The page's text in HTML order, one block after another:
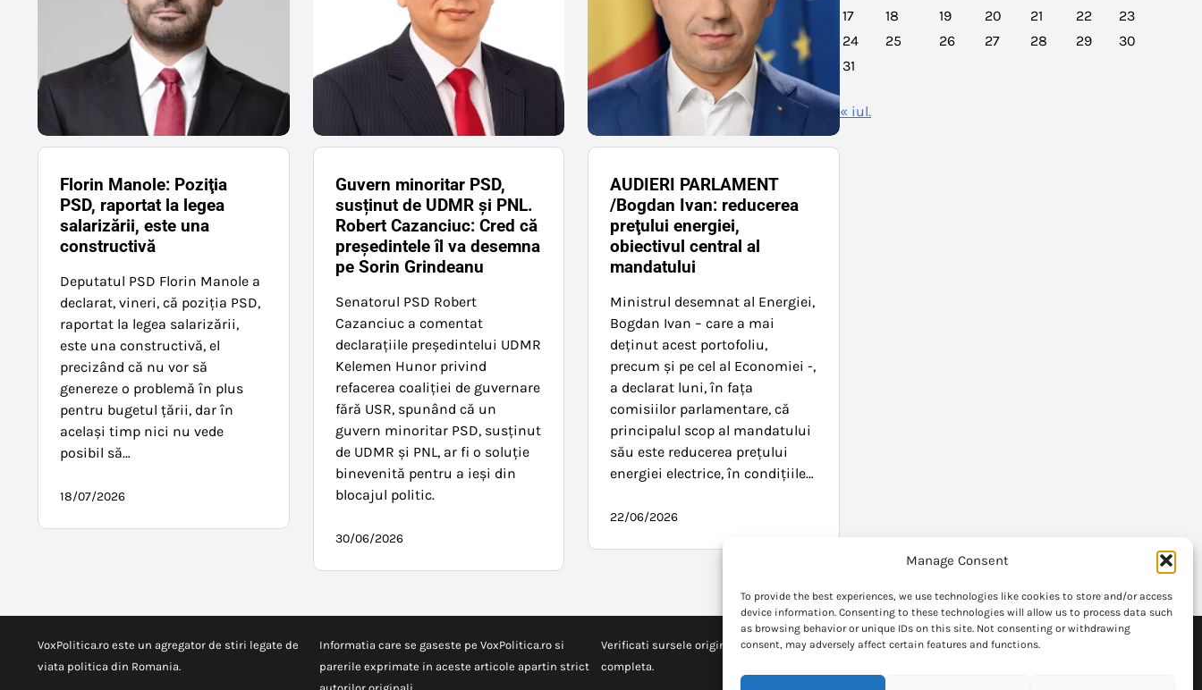
Manage Consent
To provide the best experiences, we use technologies like cookies to store and/or access
device information. Consenting to these technologies will allow us to process data such
as browsing behavior or unique IDs on this site. Not consenting or withdrawing
consent, may adversely affect certain features and functions.
Florin Manole: Poziţia
PSD, raportat la legea
salarizării, este una
constructivă
Deputatul PSD Florin Manole a
declarat, vineri, că poziţia PSD,
raportat la legea salarizării,
este una constructivă, el
precizând că nu vor să
genereze o problemă în plus
pentru bugetul ţării, dar în
acelaşi timp nici nu vede
posibil să…
18/07/2026
Guvern minoritar PSD,
susținut de UDMR și PNL.
Robert Cazanciuc: Cred că
președintele îl va desemna
pe Sorin Grindeanu
Senatorul PSD Robert
Cazanciuc a comentat
declarațiile președintelui UDMR
Kelemen Hunor privind
refacerea coaliției de guvernare
fără USR, spunând că un
guvern minoritar PSD, susținut
de UDMR și PNL, ar fi o soluție
binevenită pentru a ieși din
blocajul politic.
30/06/2026
AUDIERI PARLAMENT
/Bogdan Ivan: reducerea
preţului energiei,
obiectivul central al
mandatului
Ministrul desemnat al Energiei,
Bogdan Ivan – care a mai
deţinut acest portofoliu,
precum şi pe cel al Economiei -,
a declarat luni, în faţa
comisiilor parlamentare, că
principalul scop al mandatului
său este reducerea preţului
energiei electrice, în condiţiile…
22/06/2026
17
18 19 20 21 22
23
24
25 26 27 28 29
30
31
« iul.
VoxPolitica.ro este un agregator de stiri legate de
viata politica din Romania.
Informatia care se gaseste pe VoxPolitica.ro si
parerile exprimate in aceste articole apartin strict
Verificati sursele originale pentru informatia
completa.
Articolele publicate fac uz de politicate de "fair use"